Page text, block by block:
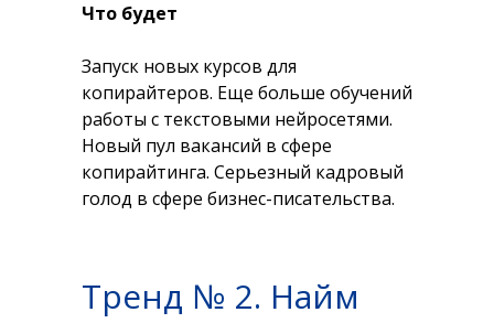
Что будет
Запуск новых курсов для
копирайтеров. Еще больше обучений
работы с текстовыми нейросетями.
Новый пул вакансий в сфере
копирайтинга. Серьезный кадровый
голод в сфере бизнес-писательства.
Тренд № 2. Найм